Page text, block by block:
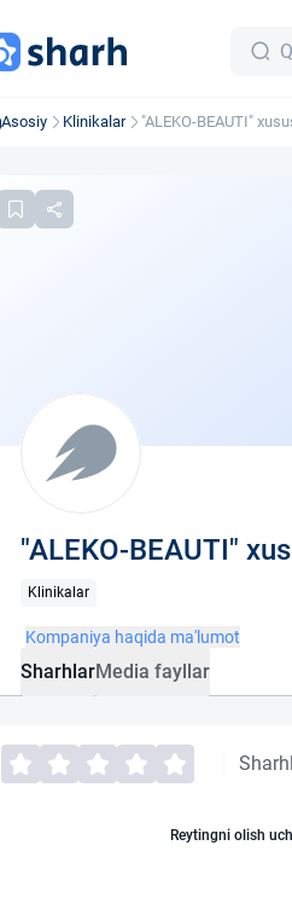
Asosiy Klinikalar "ALEKO-BEAUTI"
"ALEKO-BEAUTI"
Klinikalar
Kompaniya haqida ma'lumot
SharhlarMedia fayllar
Reytingni olish